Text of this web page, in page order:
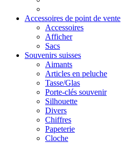
Accessoires de point de vente
Accessoires
Afficher
Sacs
Souvenirs suisses
Aimants
Articles en peluche
Tasse/Glas
Porte-clés souvenir
Silhouette
Divers
Chiffres
Papeterie
Cloche